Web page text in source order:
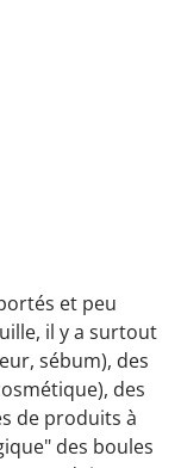
et peu
il y a surtout
sébum), des
des
de produits à
des boules